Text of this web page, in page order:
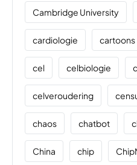
Cambridge University
cardiologie cartoons
cel celbiologie
celveroudering
chaos chatbot
China chip